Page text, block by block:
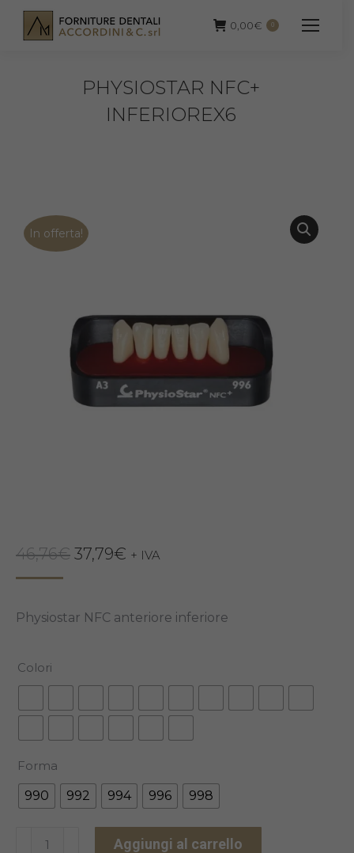
0,00€ 0
PHYSIOSTAR NFC+
INFERIOREX6
In offerta!
46,76€ Il
era:
37,79€ Il
è:
+ IVA
Physiostar NFC anteriore inferiore
Colori
Forma
990
992 994 996 998
PHYSIOSTAR
Aggiungi al carrello